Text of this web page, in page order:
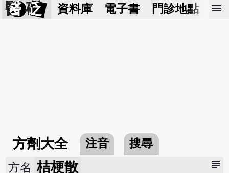
醫 砭 資料庫 電子書 門診地點 預
menu
方劑大全 注音 搜尋
subject
方名 桔梗散